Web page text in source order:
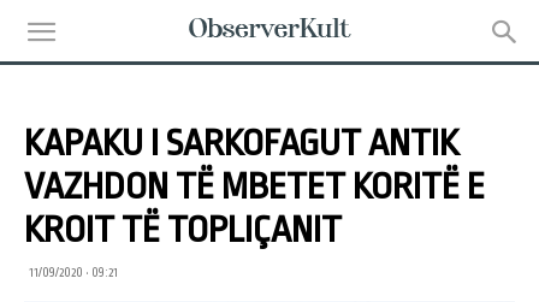
KAPAKU I SARKOFAGUT ANTIK
VAZHDON TË MBETET KORITË E
KROIT TË TOPLIÇANIT
11/09/2020 • 09:21